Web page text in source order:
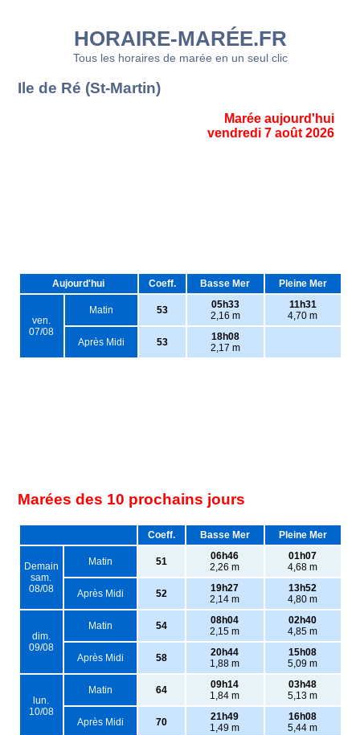
HORAIRE-MARÉE.FR
Tous les horaires de marée en un seul clic
Ile de Ré (St-Martin)
Marée aujourd'hui
vendredi 7 août 2026
Aujourd'hui Coeff. Basse Mer Pleine Mer
ven.
07/08
Matin 53
05h33
2,16 m
11h31
4,70 m
Après Midi 53
18h08
2,17 m
Marées des 10 prochains jours
Coeff. Basse Mer Pleine Mer
Demain
sam.
08/08
Matin 51
06h46
2,26 m
01h07
4,68 m
Après Midi 52
19h27
2,14 m
13h52
4,80 m
dim.
09/08
Matin 54
08h04
2,15 m
02h40
4,85 m
Après Midi 58
20h44
1,88 m
15h08
5,09 m
lun.
10/08
Matin 64
09h14
1,84 m
03h48
5,13 m
Après Midi 70
21h49
1,49 m
16h08
5,44 m